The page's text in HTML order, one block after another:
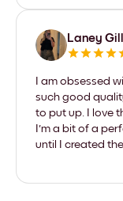
Laney Gill
I am obsessed
such good
to put up. I love
I'm a bit of a
until I created